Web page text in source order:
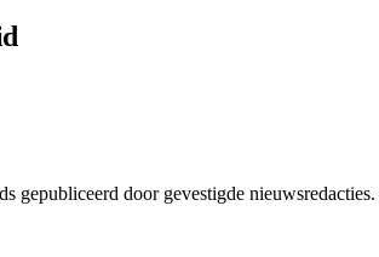
gepubliceerd door gevestigde